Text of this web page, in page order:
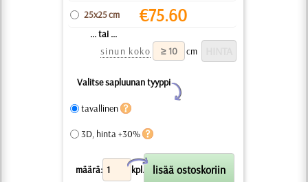
25x25 cm €75.60
... tai ...
sinun koko
cm
Valitse sapluunan tyyppi
Y
tavallinen
3D, hinta +30%
määrä: kpl.
X